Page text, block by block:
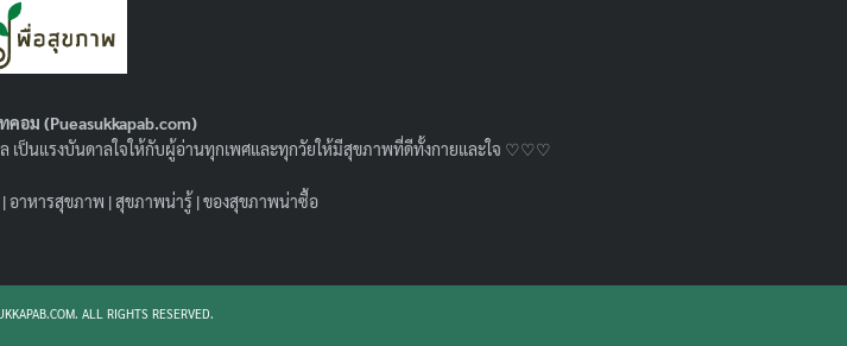
อม (Pueasukkapab.com)
เป็นแรงบันดาลใจให้กับผู้อ่านทุกเพศและทุกวัยให้มีสุขภาพที่ดีทั้งกายและใจ ♡♡♡
|อาหารสุขภาพ |สุขภาพน่ารู้|ของสุขภาพน่าซื้อ
ALL RIGHTS RESERVED.